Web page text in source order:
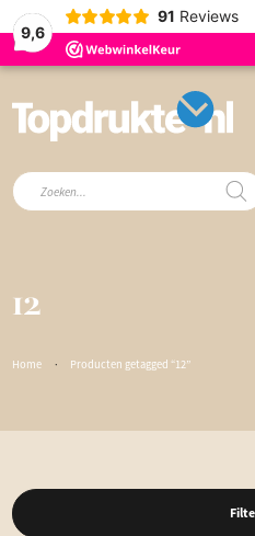
9,6
91 Reviews
Producten
zoeken
12
Home · Producten getagged “12”